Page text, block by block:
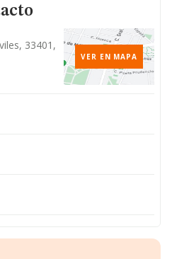
33401,
VER EN MAPA